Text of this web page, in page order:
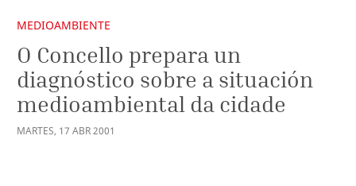
MEDIOAMBIENTE
O Concello prepara un
diagnóstico sobre a situación
medioambiental da cidade
MARTES, 17 ABR2001